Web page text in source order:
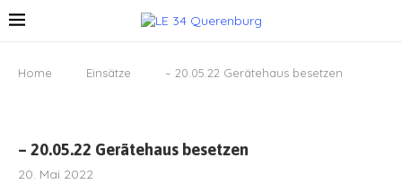
Home Einsätze – 20.05.22 Gerätehaus besetzen
– 20.05.22 Gerätehaus besetzen
20. Mai 2022